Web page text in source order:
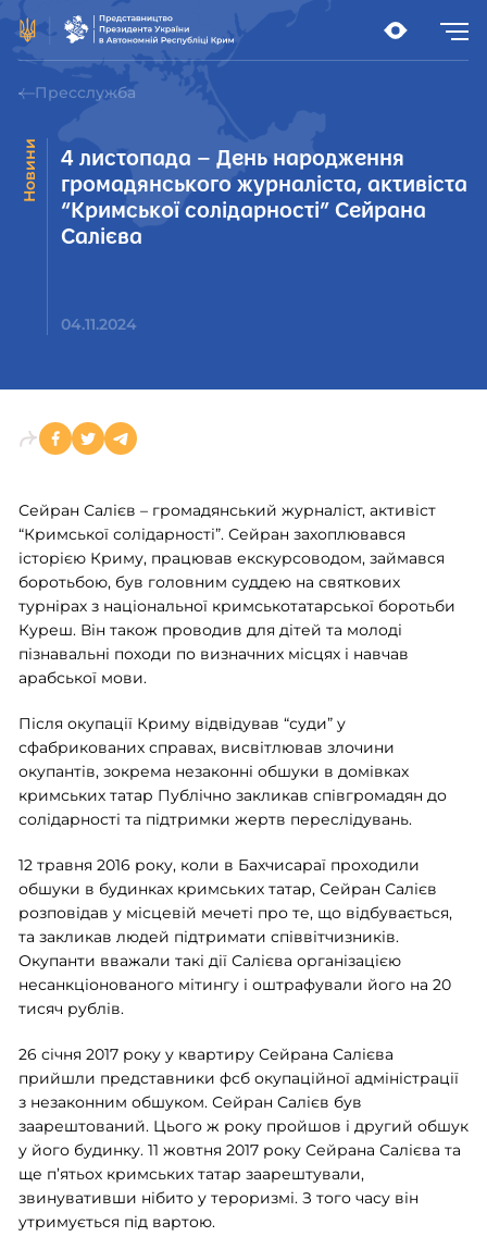
Пресслужба
Новини
4 листопада – День народження
громадянського журналіста, активіста
“Кримської солідарності” Сейрана
Салієва
04.11.2024
Сейран Салієв – громадянський журналіст, активіст
“Кримської солідарності”. Сейран захоплювався
історією Криму, працював екскурсоводом, займався
боротьбою, був головним суддею на святкових
турнірах з національної кримськотатарської боротьби
Куреш. Він також проводив для дітей та молоді
пізнавальні походи по визначних місцях і навчав
арабської мови.
Після окупації Криму відвідував “суди” у
сфабрикованих справах, висвітлював злочини
окупантів, зокрема незаконні обшуки в домівках
кримських татар Публічно закликав співгромадян до
солідарності та підтримки жертв переслідувань.
12 травня 2016 року, коли в Бахчисараї проходили
обшуки в будинках кримських татар, Сейран Салієв
розповідав у місцевій мечеті про те, що відбувається,
та закликав людей підтримати співвітчизників.
Окупанти вважали такі дії Салієва організацією
несанкціонованого мітингу і оштрафували його на 20
тисяч рублів.
26 січня 2017 року у квартиру Сейрана Салієва
прийшли представники фсб окупаційної адміністрації
з незаконним обшуком. Сейран Салієв був
заарештований. Цього ж року пройшов і другий обшук
у його будинку. 11 жовтня 2017 року Сейрана Салієва та
ще п’ятьох кримських татар заарештували,
звинувативши нібито у тероризмі. З того часу він
утримується під вартою.